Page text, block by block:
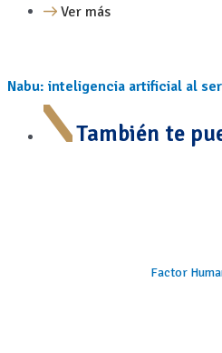
Ver más
Nabu: inteligencia artificial al
También te
Factor